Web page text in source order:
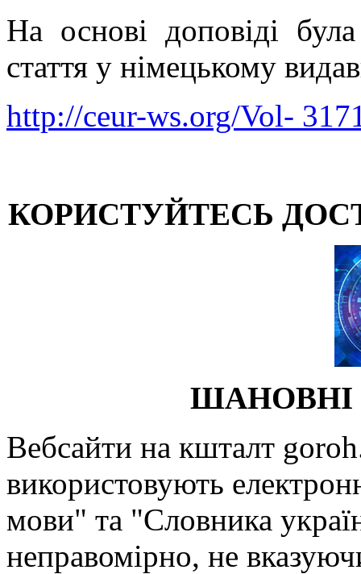
На основі доповіді
стаття у німецькому
http://ceur-ws.org/Vol-
КОРИСТУЙТЕСЬ
ШАНОВНІ
Вебсайти на кшталт
використовують
мови" та "Словника
неправомірно, не